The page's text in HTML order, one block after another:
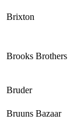
Brixton
Brooks Brothers
Bruder
Bruuns Bazaar